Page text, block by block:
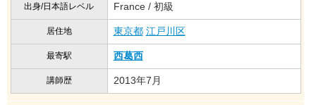
出身/日本語レベル France / 初級
居住地 東京都 江戸川区
最寄駅 西葛西
講師歴 2013年7月